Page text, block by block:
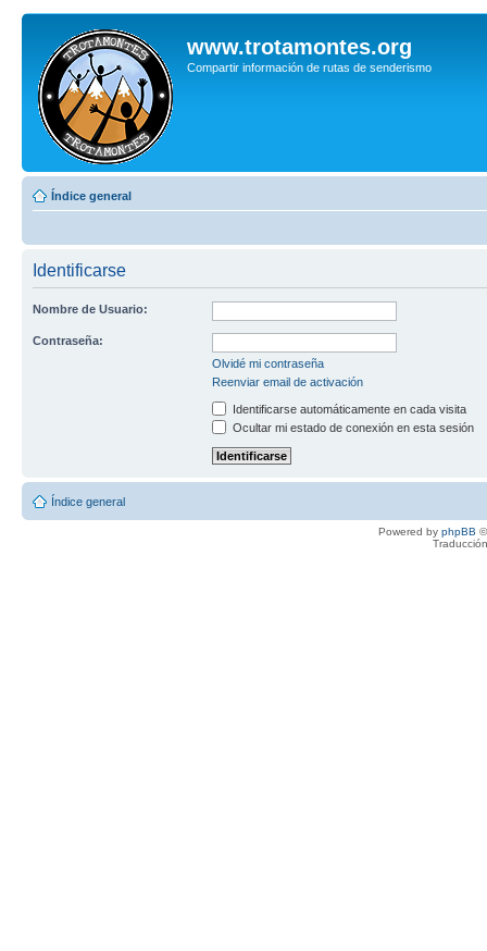
www.trotamontes.org
Compartir información de rutas de senderismo
Índice general
Identificarse
Nombre de Usuario:
Contraseña:
Olvidé mi contraseña
Reenviar email de activación
Identificarse automáticamente en cada visita
Ocultar mi estado de conexión en esta sesión
Índice general
Powered by phpBB